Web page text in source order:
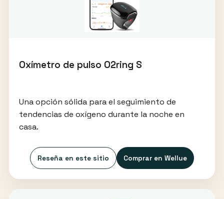
Oxímetro de pulso O2ring S
Una opción sólida para el seguimiento de
tendencias de oxígeno durante la noche en
casa.
Reseña en este sitio Comprar en Wellue